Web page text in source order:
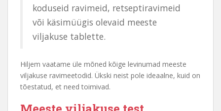
koduseid ravimeid, retseptiravimeid
või käsimüügis olevaid meeste
viljakuse tablette.
Hiljem vaatame üle mõned kõige levinumad meeste
viljakuse ravimeetodid. Ükski neist pole ideaalne, kuid on
tõestatud, et need toimivad.